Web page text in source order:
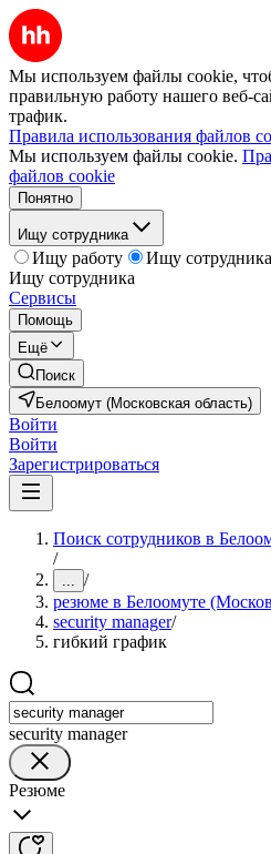
Мы используем файлы cookie,
правильную работу нашего веб-
трафик.
Правила использования файлов
Мы используем файлы cookie.
файлов cookie
Понятно
Ищу сотрудника
Ищу работу
Ищу сотрудника
Ищу сотрудника
Сервисы
Помощь
Ещё
Поиск
Белоомут (Московская область)
Войти
Войти
Зарегистрироваться
Поиск сотрудников в
/
... /
резюме в Белоомуте
security manager/
гибкий график
security manager
Резюме